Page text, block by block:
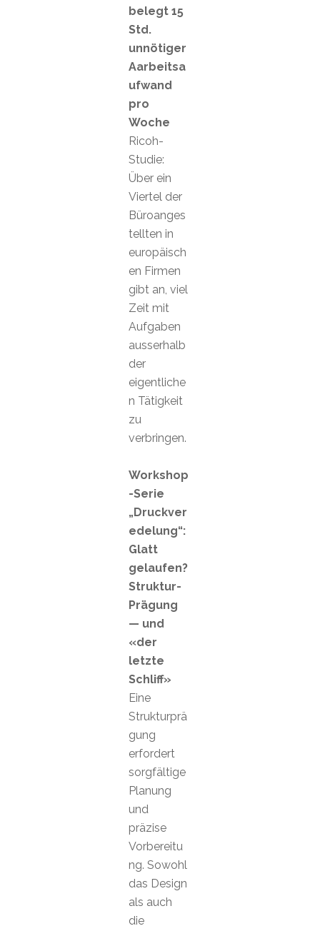
belegt 15
Std.
unnötiger
Aarbeitsa
ufwand
pro
Woche
Ricoh-
Studie:
Über ein
Viertel der
Büroanges
tellten in
europäisch
en Firmen
gibt an, viel
Zeit mit
Aufgaben
ausserhalb
der
eigentliche
n Tätigkeit
zu
verbringen.
Workshop
-Serie
„Druckver
edelung“:
Glatt
gelaufen?
Struktur-
Prägung
— und
«der
letzte
Schliff»
Eine
Strukturprä
gung
erfordert
sorgfältige
Planung
und
präzise
Vorbereitu
ng. Sowohl
das Design
als auch
die